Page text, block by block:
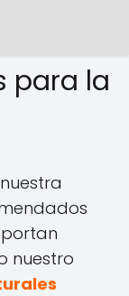
para la
nuestro